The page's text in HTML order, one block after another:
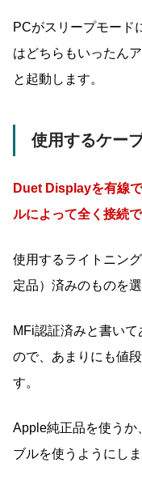
PCがスリープモード
はどちらもいったん
と起動します。
使用するケー
Duet Displayを有線
ルによって全く接続
使用するライトニン
定品）済みのものを
MFi認証済みと書い
ので、あまりにも値
す。
Apple純正品を使うか
ブルを使うようにしま